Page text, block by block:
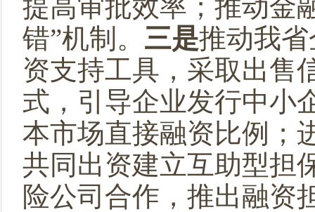
提高审批效率 ；推动金
错”机制。 三是推动我
资支持工具，采取出售
式，引导企业发行中小
本市场直接融资比例；
共同出资建立互助型担
险公司合作，推出融资